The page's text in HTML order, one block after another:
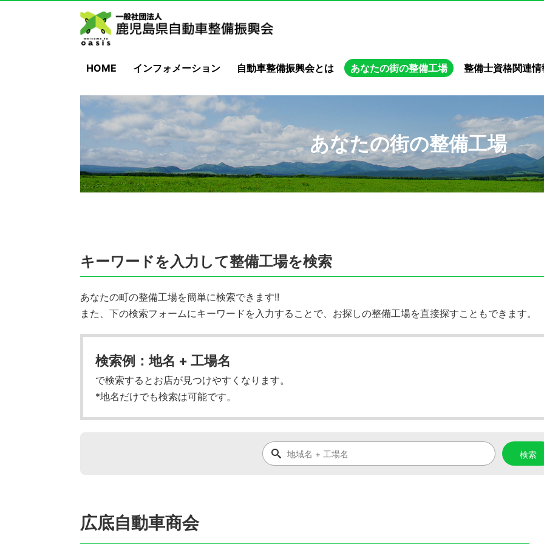
HOME インフォメーション 自動車整備振興会とは あなたの街の整備工場 整備士資格関連情
あなたの街の整備工場
キーワードを入力して整備工場を検索
あなたの町の整備工場を簡単に検索できます!!
また、下の検索フォームにキーワードを入力することで、お探しの整備工場を直接探すこともできます。
検索例：地名 + 工場名
で検索するとお店が見つけやすくなります。
*地名だけでも検索は可能です。
広底自動車商会